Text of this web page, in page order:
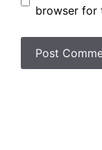
browser for